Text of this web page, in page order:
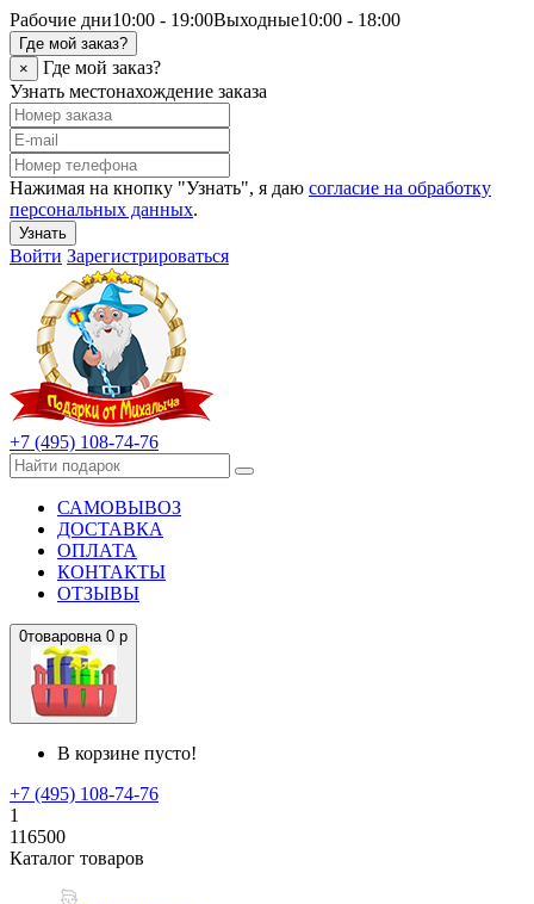
Рабочие дни10:00 - 19:00Выходные10:00 - 18:00
Где мой заказ?
×
Где мой заказ?
Узнать местонахождение заказа
Нажимая на кнопку "Узнать", я даю согласие на обработку
персональных данных.
Узнать
Войти Зарегистрироваться
+7 (495) 108-74-76
САМОВЫВОЗ
ДОСТАВКА
ОПЛАТА
КОНТАКТЫ
ОТЗЫВЫ
0товаровна 0 р
В корзине пусто!
+7 (495) 108-74-76
1
116500
Каталог товаров